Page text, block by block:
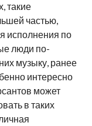
такие
частью,
исполнения по
люди по-
музыку, ранее
интересно
может
в таких